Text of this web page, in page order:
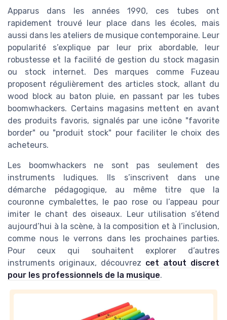
Apparus dans les années 1990, ces tubes ont
rapidement trouvé leur place dans les écoles, mais
aussi dans les ateliers de musique contemporaine. Leur
popularité s’explique par leur prix abordable, leur
robustesse et la facilité de gestion du stock magasin
ou stock internet. Des marques comme Fuzeau
proposent régulièrement des articles stock, allant du
wood block au baton pluie, en passant par les tubes
boomwhackers. Certains magasins mettent en avant
des produits favoris, signalés par une icône "favorite
border" ou "produit stock" pour faciliter le choix des
acheteurs.
Les boomwhackers ne sont pas seulement des
instruments ludiques. Ils s’inscrivent dans une
démarche pédagogique, au même titre que la
couronne cymbalettes, le pao rose ou l’appeau pour
imiter le chant des oiseaux. Leur utilisation s’étend
aujourd’hui à la scène, à la composition et à l’inclusion,
comme nous le verrons dans les prochaines parties.
Pour ceux qui souhaitent explorer d’autres
instruments originaux, découvrez cet atout discret
pour les professionnels de la musique.